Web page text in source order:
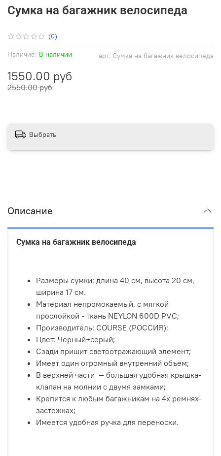
(0)
арт. Сумка на багажник велосипеда
Наличие: В наличии
Сумка на багажник велосипеда
1550.00 руб
2550.00 руб
Выбрать
Описание
Сумка на багажник велосипеда
Размеры сумки: длина 40 см, высота 20 см,
ширина 17 см.
Материал непромокаемый, с мягкой
прослойкой - ткань NEYLON 600D PVC;
Производитель: COURSE (РОССИЯ);
Цвет: Черный+серый;
Сзади пришит светоотражающий элемент;
Имеет один огромный внутренний объем;
В верхней части — большая удобная крышка-
клапан на молнии с двумя замками;
Крепится к любым багажникам на 4х ремнях-
застежках;
Имеется удобная ручка для переноски.